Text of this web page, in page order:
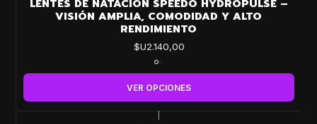
LENTES DE NATACIÓN SPEEDO HYDROPULSE –
VISIÓN AMPLIA, COMODIDAD Y ALTO
RENDIMIENTO
$U2.140,00
VER OPCIONES